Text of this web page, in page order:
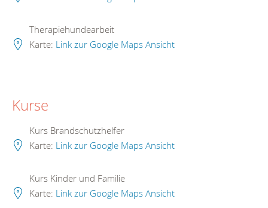
Therapiehundearbeit
Karte: Link zur Google Maps Ansicht
Kurse
Kurs Brandschutzhelfer
Karte: Link zur Google Maps Ansicht
Kurs Kinder und Familie
Karte: Link zur Google Maps Ansicht